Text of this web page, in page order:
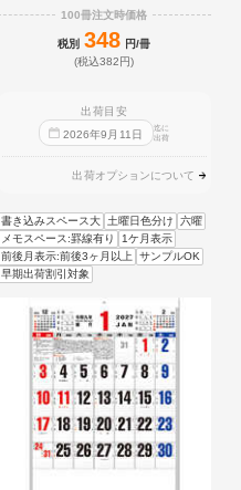
100冊注文時価格
税別 348 円/冊
(税込382円)
出荷目安
2026年9 月 11 日
迄に
出荷
出荷オプションについて
書き込みスペース大 土曜日色分け
六曜
メモスペース:罫線有り
1ケ月表示
前後月表示:前後3ヶ月以上 サンプルOK
早期出荷割引対象